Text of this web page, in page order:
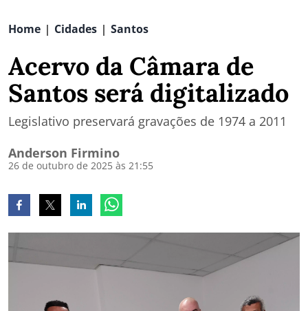
Home | Cidades | Santos
Acervo da Câmara de
Santos será digitalizado
Legislativo preservará gravações de 1974 a 2011
Anderson Firmino
26 de outubro de 2025 às 21:55